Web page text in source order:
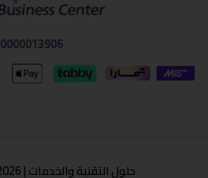
0000013906
حلول التقنية والخدمات | Copyright © 2026